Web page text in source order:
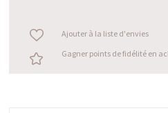
Ajouter à la liste d'envies
Gagner points de fidélité en